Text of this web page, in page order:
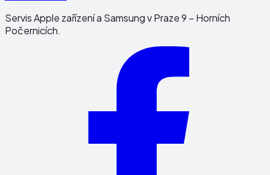
Servis Apple zařízení a Samsung v Praze 9 – Horních
Počernicích.